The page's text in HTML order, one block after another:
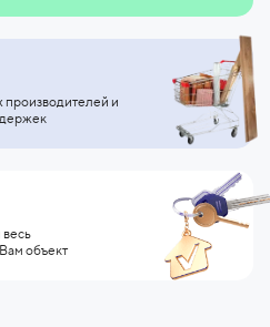
производителей и
объект